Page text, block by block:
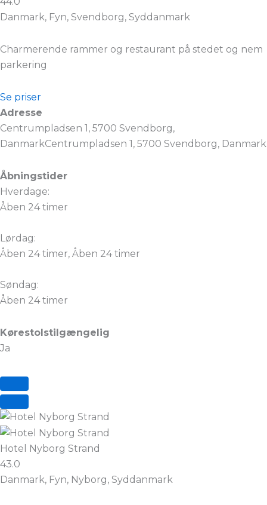
Danmark, Fyn, Svendborg, Syddanmark
Charmerende rammer og restaurant på stedet og nem
parkering
Se priser
Adresse
Centrumpladsen 1, 5700 Svendborg,
DanmarkCentrumpladsen 1, 5700 Svendborg, Danmark
Åbningstider
Hverdage:
Åben 24 timer
Lørdag:
Åben 24 timer, Åben 24 timer
Søndag:
Åben 24 timer
Kørestolstilgængelig
Ja
Hotel Nyborg Strand
43.0
Danmark, Fyn, Nyborg, Syddanmark